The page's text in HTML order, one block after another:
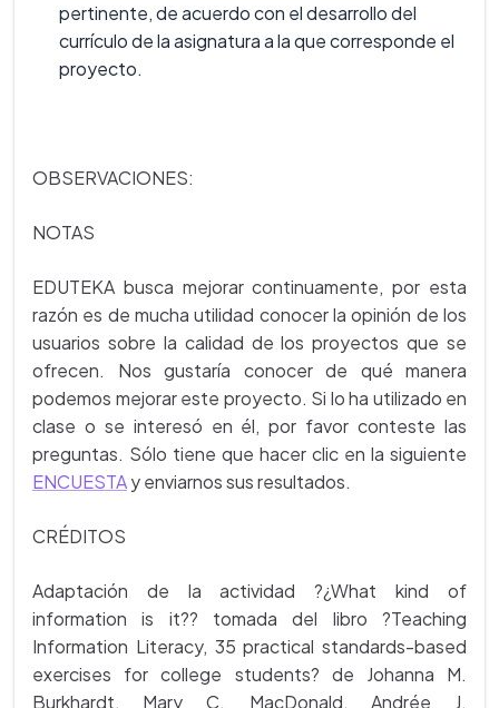
pertinente, de acuerdo con el desarrollo del
currículo de la asignatura a la que corresponde el
proyecto.
OBSERVACIONES:
NOTAS
EDUTEKA busca mejorar continuamente, por esta
razón es de mucha utilidad conocer la opinión de los
usuarios sobre la calidad de los proyectos que se
ofrecen. Nos gustaría conocer de qué manera
podemos mejorar este proyecto. Si lo ha utilizado en
clase o se interesó en él, por favor conteste las
preguntas. Sólo tiene que hacer clic en la siguiente
ENCUESTAy enviarnos sus resultados.
CRÉDITOS
Adaptación de la actividad ?¿What kind of
information is it?? tomada del libro ?Teaching
Information Literacy, 35 practical standards-based
exercises for college students? de Johanna M.
Burkhardt, Mary C. MacDonald, Andrée J.